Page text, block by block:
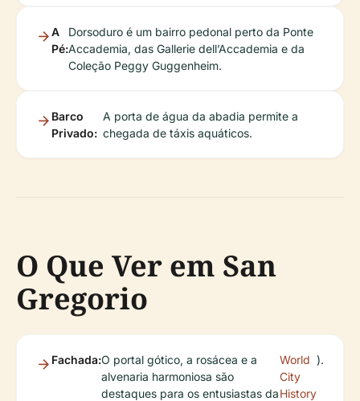
A
Pé:
Dorsoduro é um bairro pedonal perto da Ponte
Accademia, das Gallerie dell’Accademia e da
Coleção Peggy Guggenheim.
Barco
Privado:
A porta de água da abadia permite a
chegada de táxis aquáticos.
O Que Ver em San
Gregorio
Fachada:O portal gótico, a rosácea e a
alvenaria harmoniosa são
destaques para os entusiastas da
World
City
History
).